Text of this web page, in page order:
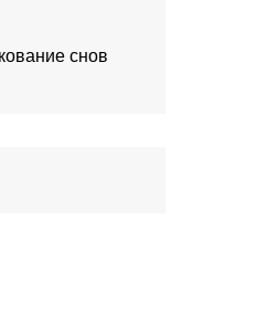
снов